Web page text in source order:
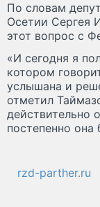
По словам
Осетии Сергея
этот вопрос с
«И сегодня я
котором
услышана и
отметил
действительно
постепенно она
rzd-parther.ru